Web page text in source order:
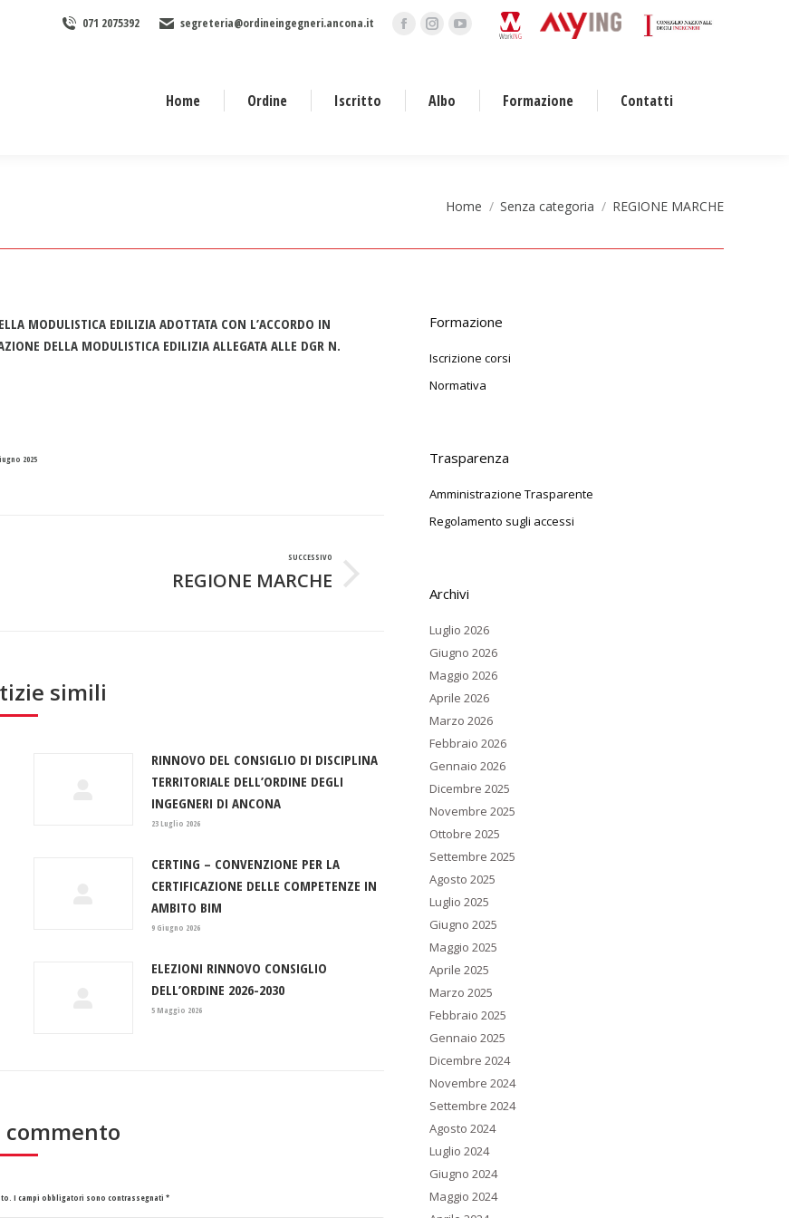
071 2075392 segreteria@ordineingegneri.ancona.it
FacebookInstagram
in
YouTube
Home Ordine Iscritto Albo Formazione Contatti
Tu sei qui:
Home Senza categoria REGIONE MARCHE
MODULISTICA EDILIZIA ADOTTATA CON L’ACCORDO IN
DELLA MODULISTICA EDILIZIA ALLEGATA ALLE DGR N.
2025
SUCCESSIVO
REGIONE MARCHE
simili
RINNOVO DEL CONSIGLIO DI DISCIPLINA
TERRITORIALE DELL’ORDINE DEGLI
INGEGNERI DI ANCONA
23 Luglio 2026
CERTING – CONVENZIONE PER LA
CERTIFICAZIONE DELLE COMPETENZE IN
AMBITO BIM
9 Giugno 2026
ELEZIONI RINNOVO CONSIGLIO
DELL’ORDINE 2026-2030
5 Maggio 2026
commento
I campi obbligatori sono contrassegnati *
Formazione
Iscrizione corsi
Normativa
Trasparenza
Amministrazione Trasparente
Regolamento sugli accessi
Archivi
Luglio 2026
Giugno 2026
Maggio 2026
Aprile 2026
Marzo 2026
Febbraio 2026
Gennaio 2026
Dicembre 2025
Novembre 2025
Ottobre 2025
Settembre 2025
Agosto 2025
Luglio 2025
Giugno 2025
Maggio 2025
Aprile 2025
Marzo 2025
Febbraio 2025
Gennaio 2025
Dicembre 2024
Novembre 2024
Settembre 2024
Agosto 2024
Luglio 2024
Giugno 2024
Maggio 2024